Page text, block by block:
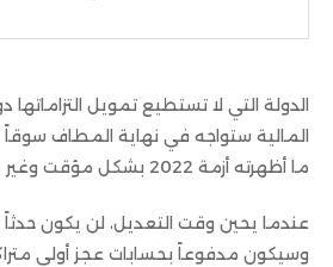
الدولة التي لا تستطيع تمويل التزاماتها
المالية ستواجه في نهاية المطاف
ما أظهرته أزمة 2022 بشكل مؤقت وغير مكتمل.
عندما يحين وقت التعديل، لن يكون حدثاً
وسيكون مدفوعاً بحسابات عجز أولي